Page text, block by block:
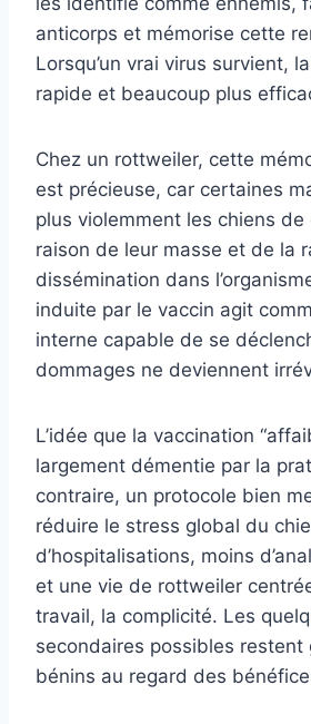
anticorps et mémorise cette
Lorsqu’un vrai virus survient,
rapide et beaucoup plus
Chez un rottweiler, cette
est précieuse, car certaines
plus violemment les chiens
raison de leur masse et de la
dissémination dans
induite par le vaccin agit
interne capable de se
dommages ne deviennent
L’idée que la vaccination
largement démentie par la
contraire, un protocole bien
réduire le stress global du
d’hospitalisations, moins
et une vie de rottweiler
travail, la complicité. Les
secondaires possibles restent
bénins au regard des